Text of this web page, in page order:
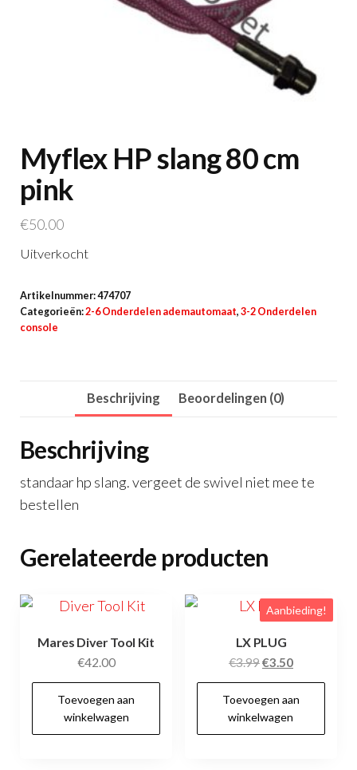
Myflex HP slang 80 cm
pink
€50.00
Uitverkocht
Artikelnummer:474707
Categorieën:2-6 Onderdelen ademautomaat, 3-2 Onderdelen
console
Beschrijving Beoordelingen (0)
Beschrijving
standaar hp slang. vergeet de swivel niet mee te
bestellen
Gerelateerde producten
Mares Diver Tool Kit
€42.00
Toevoegen aan
winkelwagen
Aanbieding!
LX PLUG
€3.99Oorspronkelijke
prijs
was:
€3.99.
€3.50Huidige
prijs
is:
€3.50.
Toevoegen aan
winkelwagen